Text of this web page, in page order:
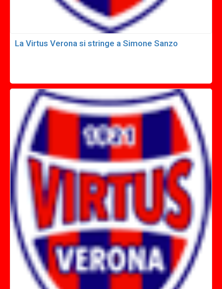
La Virtus Verona si stringe a Simone Sanzo